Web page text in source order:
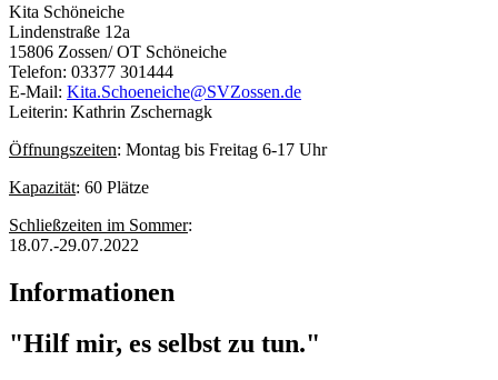
Kita Schöneiche
Lindenstraße 12a
15806 Zossen/ OT Schöneiche
Telefon: 03377 301444
E-Mail: Kita.Schoeneiche@SVZossen.de
Leiterin: Kathrin Zschernagk
Öffnungszeiten: Montag bis Freitag 6-17 Uhr
Kapazität: 60 Plätze
Schließzeiten im Sommer:
18.07.-29.07.2022
Informationen
"Hilf mir, es selbst zu tun."